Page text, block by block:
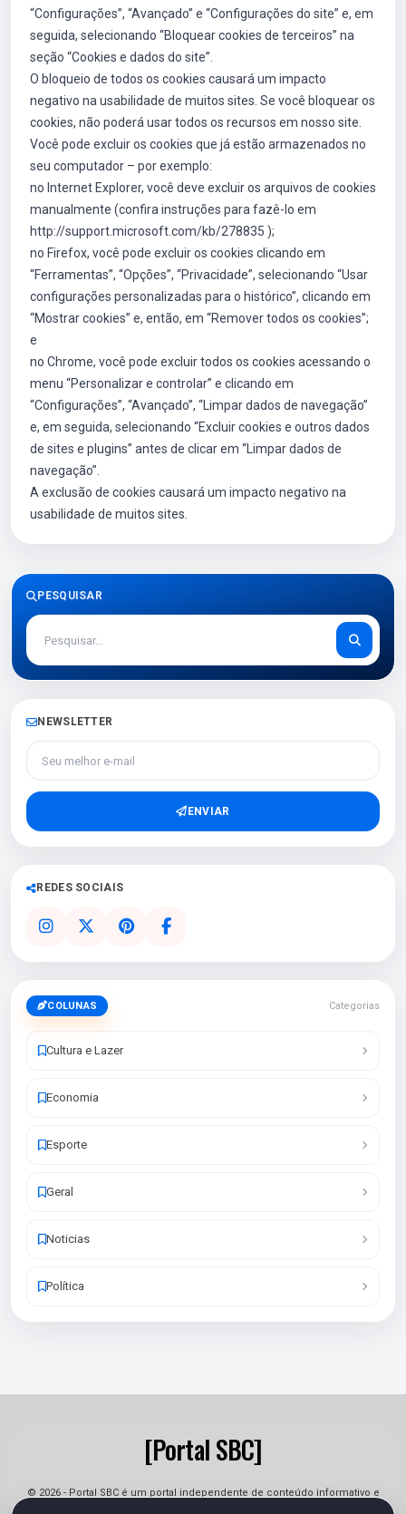
“Configurações”, “Avançado” e “Configurações do site” e, em
seguida, selecionando “Bloquear cookies de terceiros” na
seção “Cookies e dados do site”.
O bloqueio de todos os cookies causará um impacto
negativo na usabilidade de muitos sites. Se você bloquear os
cookies, não poderá usar todos os recursos em nosso site.
Você pode excluir os cookies que já estão armazenados no
seu computador – por exemplo:
no Internet Explorer, você deve excluir os arquivos de cookies
manualmente (confira instruções para fazê-lo em
http://support.microsoft.com/kb/278835 );
no Firefox, você pode excluir os cookies clicando em
“Ferramentas”, “Opções”, “Privacidade”, selecionando “Usar
configurações personalizadas para o histórico”, clicando em
“Mostrar cookies” e, então, em “Remover todos os cookies”;
e
no Chrome, você pode excluir todos os cookies acessando o
menu “Personalizar e controlar” e clicando em
“Configurações”, “Avançado”, “Limpar dados de navegação”
e, em seguida, selecionando “Excluir cookies e outros dados
de sites e plugins” antes de clicar em “Limpar dados de
navegação”.
A exclusão de cookies causará um impacto negativo na
usabilidade de muitos sites.
PESQUISAR
NEWSLETTER
Seu melhor e-mail
ENVIAR
REDES SOCIAIS
COLUNAS Categorias
Cultura e Lazer
Economia
Esporte
Geral
Noticias
Política
[Portal SBC]
© 2026 - Portal SBC é um portal independente de conteúdo informativo e